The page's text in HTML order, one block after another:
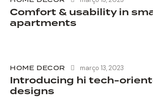
Comfort & usability in
apartments
HOME DECOR março 13, 2023
Introducing hi tech-
designs